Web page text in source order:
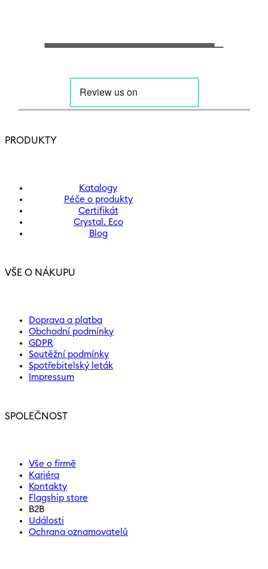
PRODUKTY
Katalogy
Péče o produkty
Certifikát
Crystal. Eco
Blog
VŠE O NÁKUPU
Doprava a platba
Obchodní podmínky
GDPR
Soutěžní podmínky
Spotřebitelský leták
Impressum
SPOLEČNOST
Vše o firmě
Kariéra
Kontakty
Flagship store
B2B
Události
Ochrana oznamovatelů